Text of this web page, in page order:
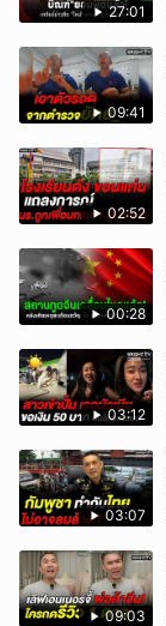
27:01
09:41
02:52
00:28
03:12
03:07
09:03